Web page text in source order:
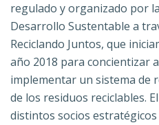
regulado y organizado por
Desarrollo Sustentable a
Reciclando Juntos, que
año 2018 para concientizar
implementar un sistema de
de los residuos reciclables.
distintos socios estratégicos